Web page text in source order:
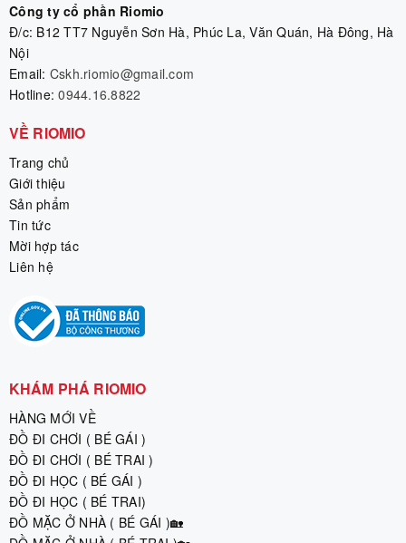
Công ty cổ phần Riomio
Đ/c: B12 TT7 Nguyễn Sơn Hà, Phúc La, Văn Quán, Hà Đông, Hà
Nội
Email: Cskh.riomio@gmail.com
Hotline:0944.16.8822
VỀ RIOMIO
Trang chủ
Giới thiệu
Sản phẩm
Tin tức
Mời hợp tác
Liên hệ
KHÁM PHÁ RIOMIO
HÀNG MỚI VỀ
ĐỒ ĐI CHƠI ( BÉ GÁI )
ĐỒ ĐI CHƠI ( BÉ TRAI )
ĐỒ ĐI HỌC ( BÉ GÁI )
ĐỒ ĐI HỌC ( BÉ TRAI)
ĐỒ MẶC Ở NHÀ ( BÉ GÁI )🏡